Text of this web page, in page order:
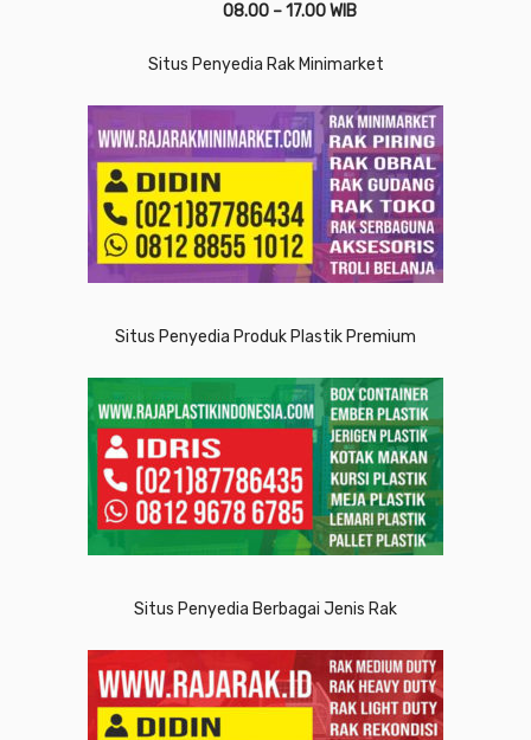
08.00 – 17.00 WIB
Situs Penyedia Rak Minimarket
Situs Penyedia Produk Plastik Premium
Situs Penyedia Berbagai Jenis Rak